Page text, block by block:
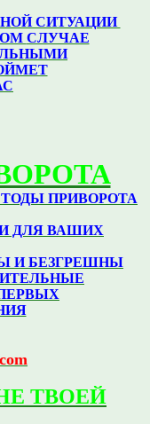
СИТУАЦИИ
СЛУЧАЕ
ПРИВОРОТА
ДЛЯ ВАШИХ
И БЕЗГРЕШНЫ
ТВОЕЙ